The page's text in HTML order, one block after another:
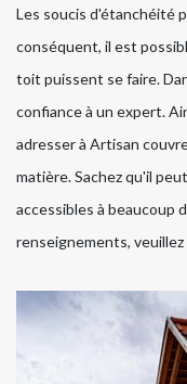
Les soucis d'étanchéité
conséquent, il est
toit puissent se faire.
confiance à un expert.
adresser à Artisan
matière. Sachez qu'il
accessibles à beaucoup
renseignements,